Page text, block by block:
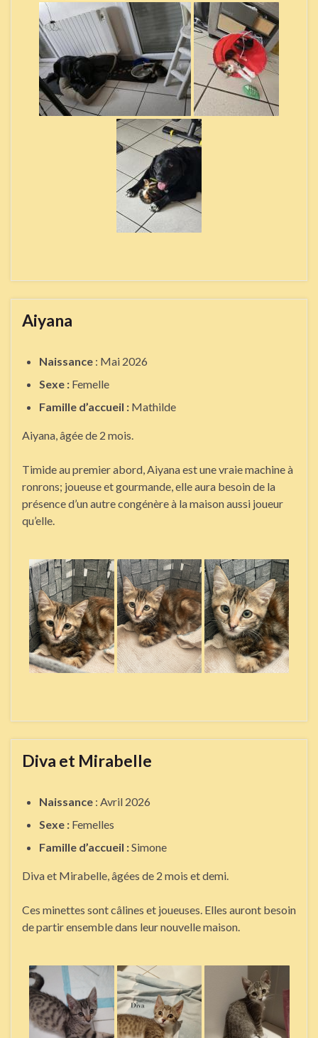
Aiyana
Naissance : Mai 2026
Sexe : Femelle
Famille d’accueil : Mathilde
Aiyana, âgée de 2 mois.
Timide au premier abord, Aiyana est une vraie machine à
ronrons; joueuse et gourmande, elle aura besoin de la
présence d’un autre congénère à la maison aussi joueur
qu’elle.
Diva et Mirabelle
Naissance : Avril 2026
Sexe : Femelles
Famille d’accueil :Simone
Diva et Mirabelle, âgées de 2 mois et demi.
Ces minettes sont câlines et joueuses. Elles auront besoin
de partir ensemble dans leur nouvelle maison.